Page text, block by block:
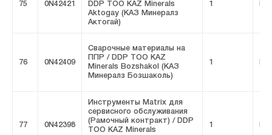
75 0N42421
DDP ТОО KAZ Minerals
Aktogay (КАЗ Минералз
Актогай)
1
76 0N42409
Сварочные материалы на
ППР / DDP ТОО KAZ
Minerals Bozshakol (КАЗ
Минералз Бозшаколь)
1
77 0N42398
Инструменты Matrix для
сервисного обслуживания
(Рамочный контракт) / DDP
ТОО KAZ Minerals
1